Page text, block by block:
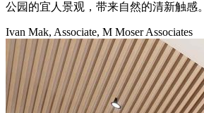
公园的宜人景观，带来自然的清新触感。
Ivan Mak, Associate, M Moser Associates